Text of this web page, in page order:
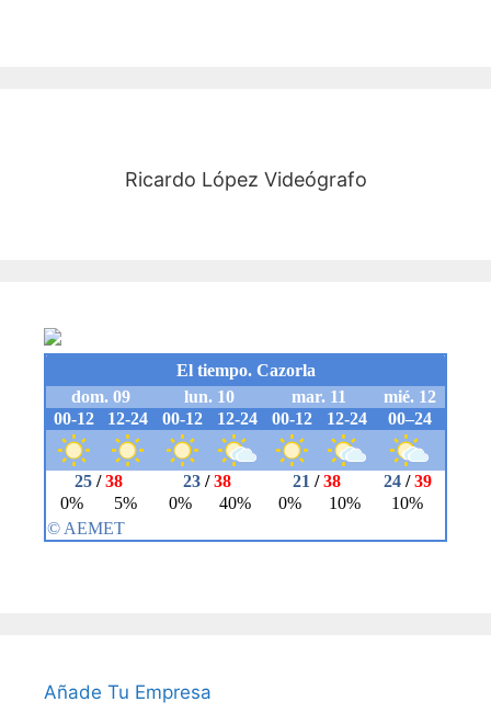
Ricardo López Videógrafo
Añade Tu Empresa